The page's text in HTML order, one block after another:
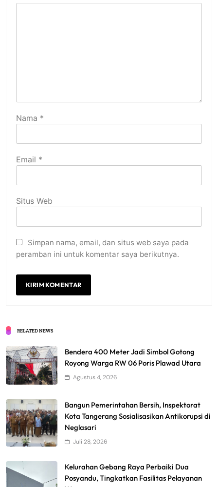
Nama *
Email *
Situs Web
Simpan nama, email, dan situs web saya pada
peramban ini untuk komentar saya berikutnya.
RELATED NEWS
Bendera 400 Meter Jadi Simbol Gotong
Royong Warga RW 06 Poris Plawad Utara
Agustus 4, 2026
Bangun Pemerintahan Bersih, Inspektorat
Kota Tangerang Sosialisasikan Antikorupsi di
Neglasari
Juli 28, 2026
Kelurahan Gebang Raya Perbaiki Dua
Posyandu, Tingkatkan Fasilitas Pelayanan